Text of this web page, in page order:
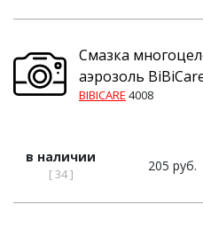
Смазка
аэрозоль
BIBICARE 4008
в наличии
[ 34 ]
205 руб.